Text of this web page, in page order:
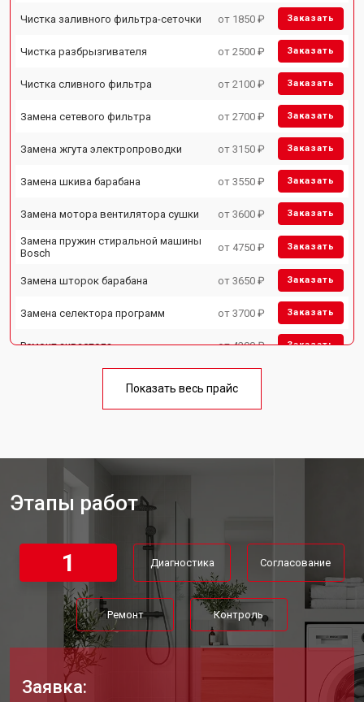
Чистка заливного фильтра-сеточки от 1850 ₽ Заказать
Чистка разбрызгивателя от 2500 ₽ Заказать
Чистка сливного фильтра от 2100 ₽ Заказать
Замена сетевого фильтра от 2700 ₽ Заказать
Замена жгута электропроводки от 3150 ₽ Заказать
Замена шкива барабана от 3550 ₽ Заказать
Замена мотора вентилятора сушки от 3600 ₽ Заказать
Замена пружин стиральной машины
Bosch
от 4750 ₽ Заказать
Замена шторок барабана от 3650 ₽ Заказать
Замена селектора программ от 3700 ₽ Заказать
Ремонт аквастопа от 4200 ₽ Заказать
от 3450 ₽
Замена дозатора моющих средств
Ремонт или замена петли двери
Ремонт или замена патрубка от 3250 ₽ Заказать
Ремонт платы управления
(восстановление)
от 2450 ₽ Заказать
Корпусный ремонт (замена резинок,
креплений, кнопок)
от 1850 ₽ Заказать
Замена крестовины от 2750 ₽ Заказать
Замена щёток стиральной машины
Bosch
Заказать
Показать весь прайс
Этапы работ
1 Диагностика Согласование
Ремонт Контроль
Заявка: